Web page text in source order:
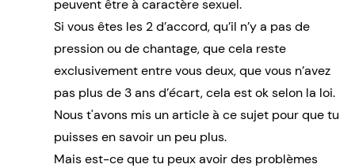
peuvent être à caractère sexuel.
Si vous êtes les 2 d’accord, qu’il n’y a pas de
pression ou de chantage, que cela reste
exclusivement entre vous deux, que vous n’avez
pas plus de 3 ans d’écart, cela est ok selon la loi.
Nous t'avons mis un article à ce sujet pour que tu
puisses en savoir un peu plus.
Mais est-ce que tu peux avoir des problèmes